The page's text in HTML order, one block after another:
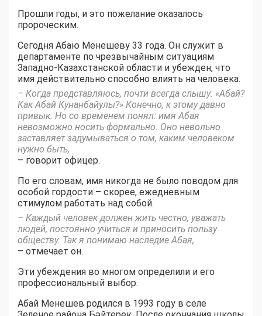
Прошли годы, и это пожелание оказалось
пророческим.
Сегодня Абаю Менешеву 33 года. Он служит в
департаменте по чрезвычайным ситуациям
Западно-Казахстанской области и убежден, что
имя действительно способно влиять на человека.
– Когда представляюсь, почти всегда слышу: «Абай?
Как Абай Кунанбайулы?» Конечно, к этому давно
привык. Но со временем понял: имя Абая
невозможно носить формально. Оно невольно
заставляет задумываться о том, каким человеком
нужно быть,
– говорит офицер.
По его словам, имя никогда не было поводом для
особой гордости – скорее, ежедневным
стимулом работать над собой.
– Каждый человек должен жить честно, уважать
людей, постоянно учиться и приносить пользу
обществу. Так я понимаю наследие Абая,
– отмечает он.
Эти убеждения во многом определили и его
профессиональный выбор.
Абай Менешев родился в 1993 году в селе